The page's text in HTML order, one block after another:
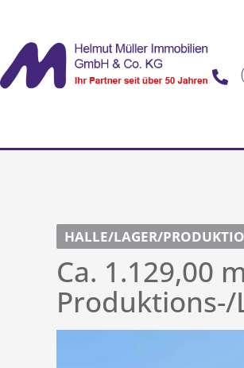
HALLE/LAGER/
Ca. 1.129,00